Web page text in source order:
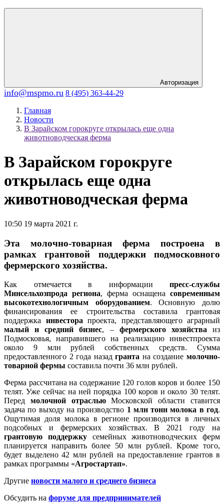
Авторизация
info@mspmo.ru 8 (495) 363-44-29
Главная
Новости
В Зарайском горокруге открылась еще одна
животноводческая ферма
В Зарайском горокруге
открылась еще одна
животноводческая ферма
10:50 19 марта 2021 г.
Эта молочно-товарная ферма построена в
рамках грантовой поддержки подмосковного
фермерского хозяйства.
Как отмечается в информации пресс-службы
Минсельхозпрода региона, ферма оснащена современным
высокотехнологичным оборудованием. Основную долю
финансирования ее строительства составила грантовая
поддержка инвестора проекта, представляющего аграрный
малый и средний бизнес, – фермерского хозяйства из
Подмосковья, направившего на реализацию инвестпроекта
около 9 млн рублей собственных средств. Сумма
предоставленного 2 года назадгранта на созданиемолочно-
товарной фермы составила почти 36 млн рублей.
Ферма рассчитана на содержание 120 голов коров и более 150
телят. Уже сейчас на ней порядка 100 коров и около 30 телят.
Перед молочной отрасльюМосковской области ставится
задача по выходу на производство 1 млн тонн молока в год.
Ощутимая доля молока в регионе производится в личных
подсобных и фермерских хозяйствах. В 2021 году на
грантовую поддержкусемейных животноводческих ферм
планируется направить более 50 млн рублей. Кроме того,
будет выделено 42 млн рублей на предоставление грантов в
рамках программы «Агростартап».
Другие новости малого и среднего бизнеса
Обсудить на форуме для предпринимателей